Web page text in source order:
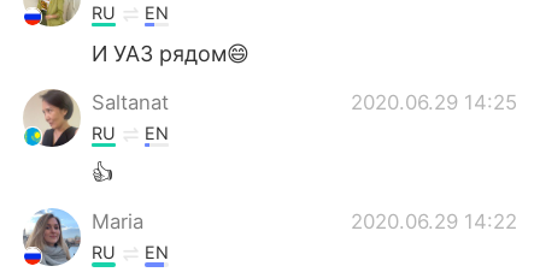
RU EN
И УАЗ рядом😄
Saltanat 2020.06.29 14:25
RU EN
👍
Maria 2020.06.29 14:22
RU EN